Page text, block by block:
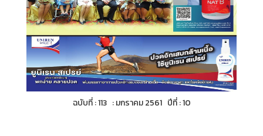
ฉบับที่ : 113 : มกราคม 2561 ปีที่ : 10